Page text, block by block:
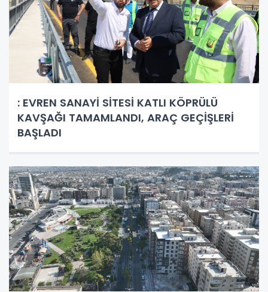
: EVREN SANAYİ SİTESİ KATLI KÖPRÜLÜ
KAVŞAĞI TAMAMLANDI, ARAÇ GEÇİŞLERİ
BAŞLADI